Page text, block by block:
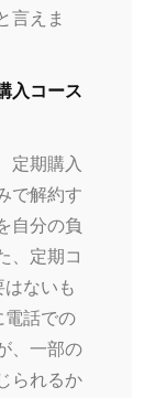
言えま
入コース
定期購入
で解約す
自分の負
、定期コ
ないも
電話での
、一部の
られるか